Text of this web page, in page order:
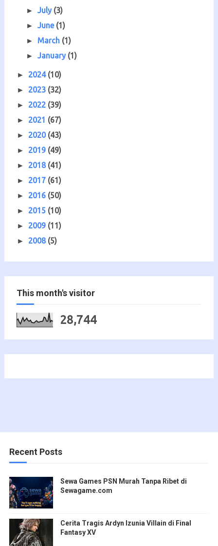
►July (3)
►June (1)
► March (1)
►January (1)
► 2024 (10)
► 2023 (32)
► 2022 (39)
► 2021 (67)
► 2020 (43)
► 2019 (49)
► 2018 (41)
► 2017 (61)
► 2016 (50)
► 2015 (10)
► 2009 (11)
► 2008 (5)
This month's visitor
28,744
Recent Posts
Sewa Games PSN Murah Tanpa Ribet di
Sewagame.com
Cerita Tragis Ardyn Izunia Villain di Final
Fantasy XV